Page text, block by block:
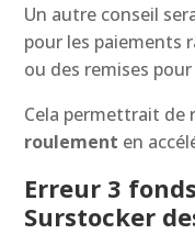
Un autre conseil
pour les paiements
ou des remises
Cela permettrait de
roulement en
Erreur 3
Surstocker